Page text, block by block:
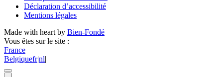
Déclaration d’accessibilité
Mentions légales
Made with heart by Bien-Fondé
Vous êtes sur le site :
France
Belgiquefr|nl|